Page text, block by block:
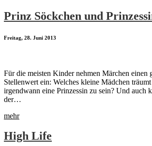
Prinz Söckchen und
Freitag, 28. Juni 2013
Für die meisten Kinder nehmen Märchen einen
Stellenwert ein: Welches kleine Mädchen
irgendwann eine Prinzessin zu sein? Und auch
der…
mehr
High Life